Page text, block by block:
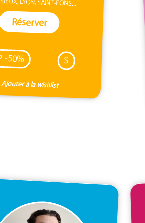
Réserver
-50% S
à la wishlist